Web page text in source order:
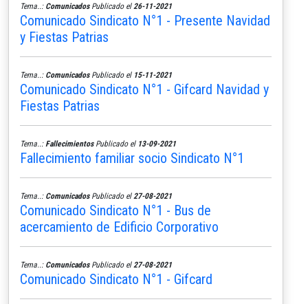
Tema..: ComunicadosPublicado el 26-11-2021
Comunicado Sindicato N°1 - Presente Navidad
y Fiestas Patrias
Tema..: ComunicadosPublicado el 15-11-2021
Comunicado Sindicato N°1 - Gifcard Navidad y
Fiestas Patrias
Tema..: FallecimientosPublicado el 13-09-2021
Fallecimiento familiar socio Sindicato N°1
Tema..: ComunicadosPublicado el 27-08-2021
Comunicado Sindicato N°1 - Bus de
acercamiento de Edificio Corporativo
Tema..: ComunicadosPublicado el 27-08-2021
Comunicado Sindicato N°1 - Gifcard